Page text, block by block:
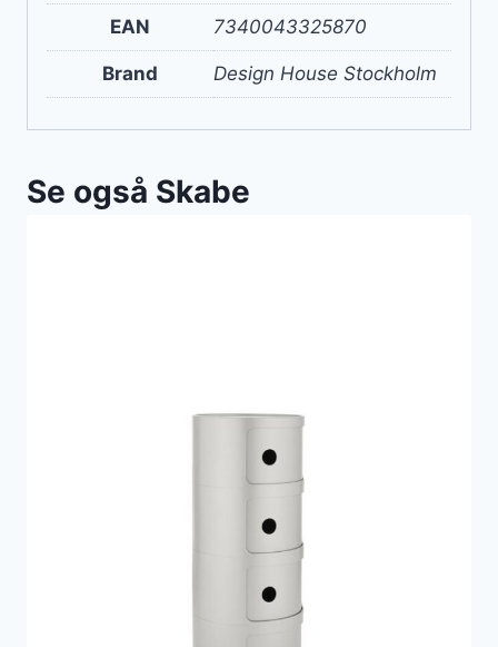
EAN 7340043325870
Brand Design House Stockholm
Se også Skabe